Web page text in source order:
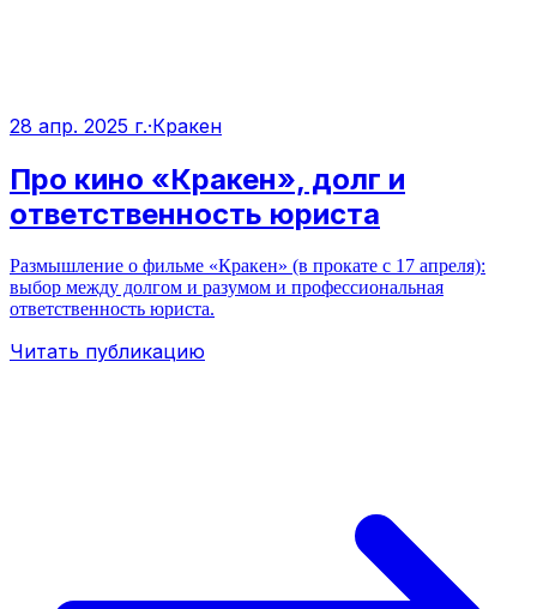
28 апр. 2025 г.·Кракен
Про кино «Кракен», долг и
ответственность юриста
Размышление о фильме «Кракен» (в прокате с 17 апреля):
выбор между долгом и разумом и профессиональная
ответственность юриста.
Читать публикацию